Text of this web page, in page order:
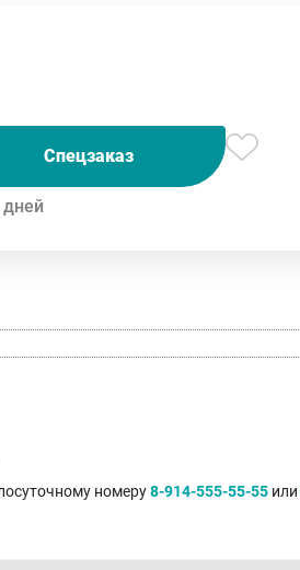
Спецзаказ
дней
номеру8-914-555-55-55 или